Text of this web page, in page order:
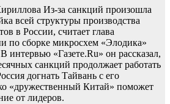
Из-за санкций произошла
всей структуры производства
в России, считает глава
по сборке микросхем «Элодика»
интервью «Газете.Ru» он рассказал,
санкций продолжает работать
догнать Тайвань с его
«дружественный Китай» поможет
от лидеров.